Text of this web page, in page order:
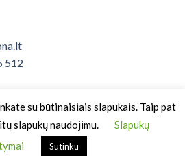
512
nuo 2026 ©
su būtinaisiais slapukais. Taip pat
slapukų naudojimu.
Slapukų
Sutinku